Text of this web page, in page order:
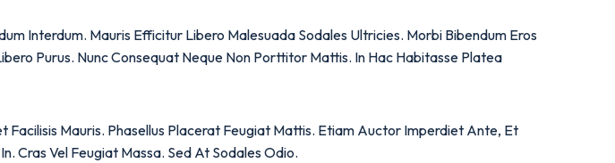
Interdum. Mauris Efficitur Libero Malesuada Sodales Ultricies. Morbi Bibendum Eros
Purus. Nunc Consequat Neque Non Porttitor Mattis. In Hac Habitasse Platea
Mauris. Phasellus Placerat Feugiat Mattis. Etiam Auctor Imperdiet Ante, Et
Cras Vel Feugiat Massa. Sed At Sodales Odio.